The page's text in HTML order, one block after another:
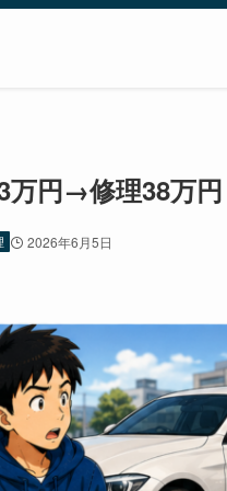
万円→修理38万
2026年6月5日